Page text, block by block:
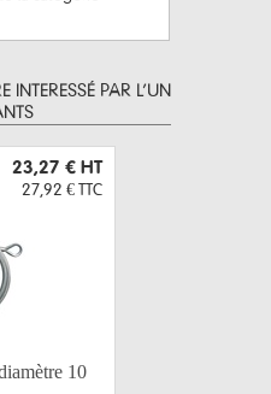
INTERESSÉ PAR L’UN
23,27 € HT
27,92 € TTC
10